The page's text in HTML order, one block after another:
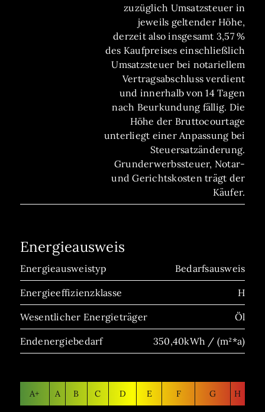
zuzüglich Umsatzsteuer in
jeweils geltender Höhe,
derzeit also insgesamt 3,57 %
des Kaufpreises einschließlich
Umsatzsteuer bei notariellem
Vertragsabschluss verdient
und innerhalb von 14 Tagen
nach Beurkundung fällig. Die
Höhe der Bruttocourtage
unterliegt einer Anpassung bei
Steuersatzänderung.
Grunderwerbssteuer, Notar-
und Gerichtskosten trägt der
Käufer.
Energieausweis
Energieausweistyp Bedarfsausweis
Energieeffizienzklasse H
Wesentlicher Energieträger Öl
Endenergiebedarf 350,40kWh / (m²*a)
A+ A B C D E F G H